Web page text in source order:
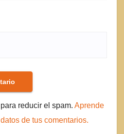
reducir el spam. Aprende
de tus comentarios.